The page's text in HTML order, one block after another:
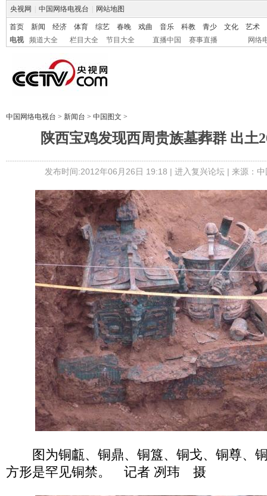
央视网 中国网络电视台 网站地图
首页 新闻 经济 体育 综艺 春晚 戏曲 音乐 科教 青少 文化
艺术
电视
频道大全 栏目大全 节目大全 直播中国 赛事直播 网络
中国网络电视台 > 新闻台 > 中国图文 >
陕西宝鸡发现西周贵族墓葬群 出土
发布时间:2012年06月26日 19:18 | 进入复兴论坛| 来源：
图为铜甗、铜鼎、铜簋、铜戈、铜尊、
方形是罕见铜禁。 记者 冽玮 摄